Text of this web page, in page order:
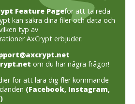
Feature Pageför att ta reda
kan säkra dina filer och data och
typ av
AxCrypt erbjuder.
om du har några frågor!
för att lära dig fler kommande
(Facebook, Instagram,
)